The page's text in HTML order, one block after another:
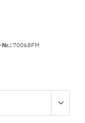
70068FM